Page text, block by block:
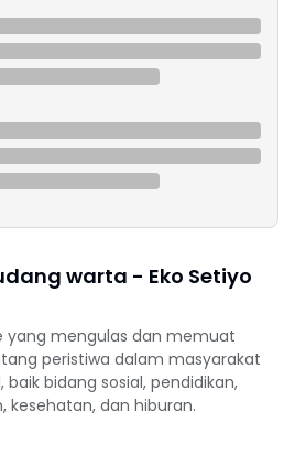
warta - Eko Setiyo
yang mengulas dan memuat
peristiwa dalam masyarakat
baik bidang sosial, pendidikan,
kesehatan, dan hiburan.